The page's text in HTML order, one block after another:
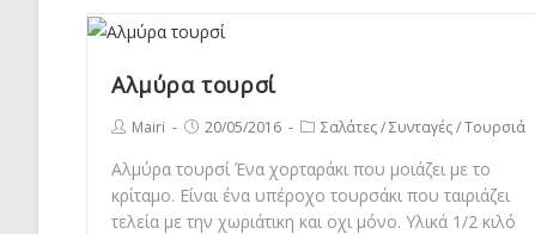
Αλμύρα τουρσί
PostMairi
Post20/05/2016
PostΣαλάτες/Συνταγές/Τουρσιά
Αλμύρα τουρσί Ένα χορταράκι που μοιάζει με το
κρίταμο. Είναι ένα υπέροχο τουρσάκι που ταιριάζει
τελεία με την χωριάτικη και οχι μόνο. Υλικά 1/2 κιλό